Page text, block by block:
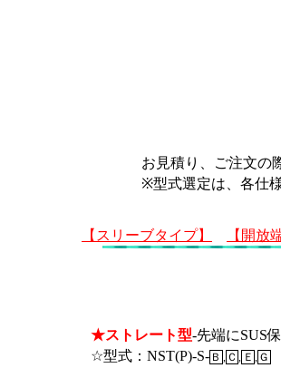
お見積り、ご注文の
※型式選定は、各仕
【スリーブタイプ】 【開放
★ストレート型-先端にSUS
☆型式：NST(P)-S- Ｂ , Ｃ , Ｅ , Ｇ